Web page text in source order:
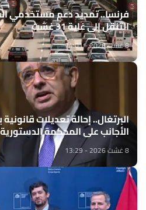
فرنسا.. تمديد دعم مستخدمي
التنقل إلى غاية 31 غشت
8 غشت 2026 - 14:01
البرتغال.. إحالة تعديلات
الأجانب على المحكمة الدستورية
8 غشت 2026 - 13:29